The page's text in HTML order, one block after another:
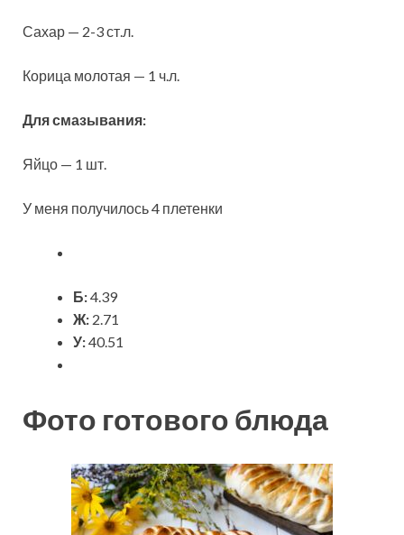
Сахар — 2-3 ст.л.
Корица молотая — 1 ч.л.
Для смазывания:
Яйцо — 1 шт.
У меня получилось 4 плетенки
Б:4.39
Ж: 2.71
У:40.51
Фото готового блюда